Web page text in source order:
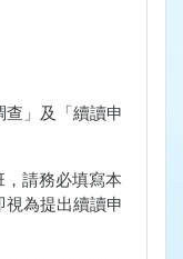
」及「續讀申
，請務必填寫本
為提出續讀申